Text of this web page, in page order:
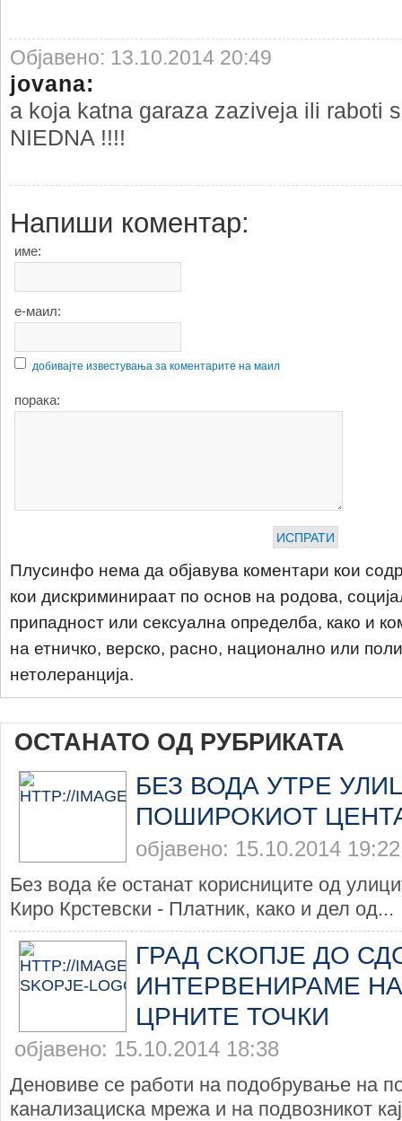
Објавено: 13.10.2014 20:49
jovana:
a koja katna garaza zaziveja ili raboti
NIEDNA !!!!
Напиши коментар:
име:
е-маил:
добивајте известувања за коментарите на маил
порака:
Плусинфо нема да објавува коментари кои
кои дискриминираат по основ на родова,
припадност или сексуална определба, како и
на етничко, верско, расно, национално или
нетолеранција.
ОСТАНАТО ОД РУБРИКАТА
БЕЗ ВОДА УТРЕ
ПОШИРОКИОТ
објавено: 15.10.2014 19:22
Без вода ќе останат корисниците од
Киро Крстевски - Платник, како и дел од...
ГРАД СКОПЈЕ ДО
ИНТЕРВЕНИРАМЕ
ЦРНИТЕ ТОЧКИ
објавено: 15.10.2014 18:38
Деновиве се работи на подобрување на
канализациска мрежа и на подвозникот